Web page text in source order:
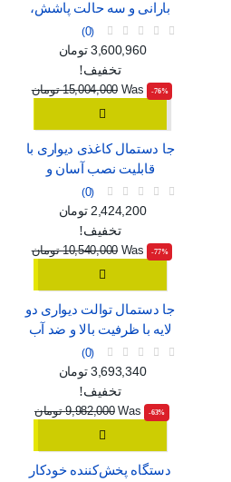
بارانی و سه حالت پاشش،
مناسب برای خانواده
0
قیمت عادی
قیمت
3,600,960 تومان
تخفیف!
‎-76%
Was 15,004,000 تومان
جا دستمال کاغذی دیواری با
قابلیت نصب آسان و
پنجره‌ی نمایش
0
قیمت عادی
قیمت
2,424,200 تومان
تخفیف!
‎-77%
Was 10,540,000 تومان
جا دستمال توالت دیواری دو
لایه با ظرفیت بالا و ضد آب
0
قیمت عادی
قیمت
3,693,340 تومان
تخفیف!
‎-63%
Was 9,982,000 تومان
دستگاه پخش‌کننده خودکار